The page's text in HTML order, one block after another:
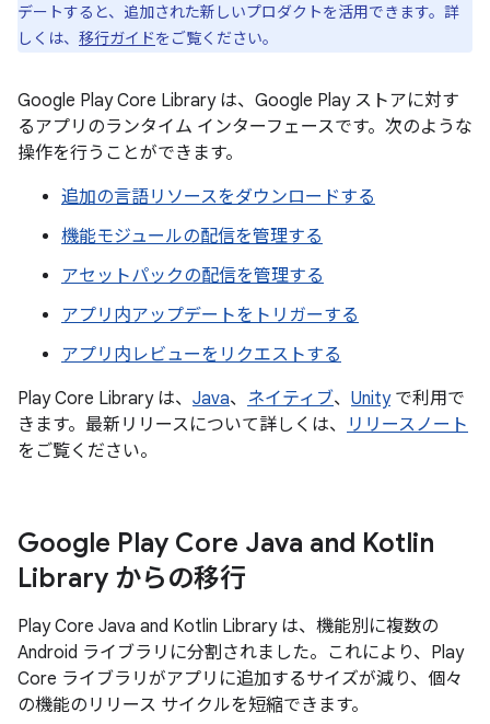
デートすると、追加された新しいプロダクトを活用できます。詳
しくは、 移行ガイドをご覧ください。
Google Play Core Library は、Google Play ストアに対す
るアプリのランタイム インターフェースです。次のような
操作を行うことができます。
追加の言語リソースをダウンロードする
機能モジュールの配信を管理する
アセットパックの配信を管理する
アプリ内アップデートをトリガーする
アプリ内レビューをリクエストする
Play Core Library は、 Java、 ネイティブ、 Unityで利用で
きます。最新リリースについて詳しくは、
リリースノート
をご覧ください。
Google Play Core Java and Kotlin
Library からの移行
Play Core Java and Kotlin Library は、機能別に複数の
Android ライブラリに分割されました。これにより、Play
Core ライブラリがアプリに追加するサイズが減り、個々
の機能のリリース サイクルを短縮できます。